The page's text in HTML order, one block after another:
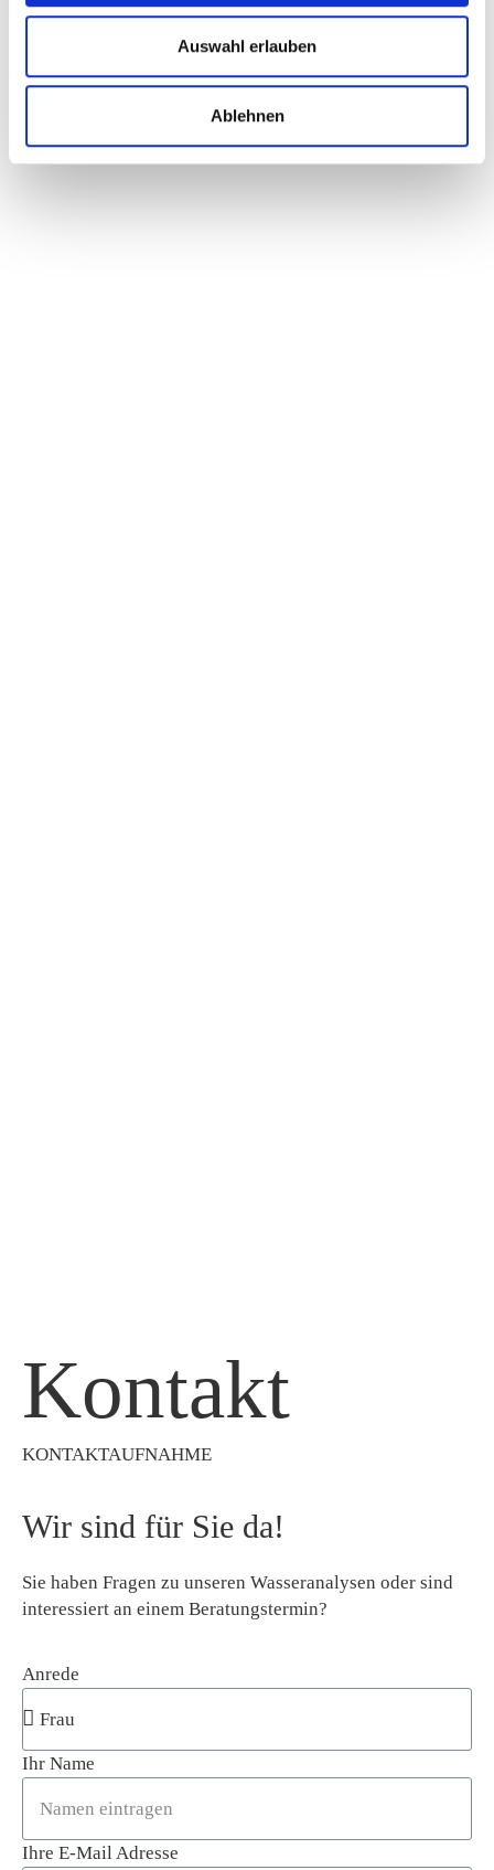
Auswahl erlauben
Ablehnen
Untersuchungsstelle
Untersuchung von Nutzwasser/Kühlwasser nach
Kontakt
KONTAKTAUFNAHME
Wir sind für Sie da!
Sie haben Fragen zu unseren Wasseranalysen oder sind
interessiert an einem Beratungstermin?
Anrede
Ihr Name
Ihre E-Mail Adresse